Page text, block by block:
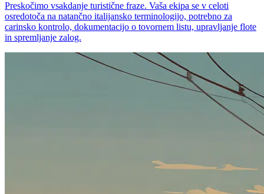
Preskočimo vsakdanje turistične fraze. Vaša ekipa se v celoti
osredotoča na natančno italijansko terminologijo, potrebno za
carinsko kontrolo, dokumentacijo o tovornem listu, upravljanje flote
in spremljanje zalog.